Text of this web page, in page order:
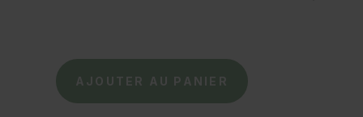
quantitéAJOUTER AU PANIER